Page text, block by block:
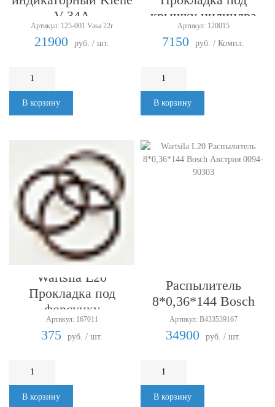
V-34A
Артикул: 125-001 Vasa 22r
21900 руб. / шт.
В корзину
крышку цилиндра
Артикул: 120015
7150 руб. / Компл.
В корзину
Wartsila L20
Прокладка под
форсунку
Артикул: 167011
375 руб. / шт.
В корзину
Распылитель
8*0,36*144 Bosch
Австрия 0094-90303
Артикул: B433539167
34900 руб. / шт.
В корзину